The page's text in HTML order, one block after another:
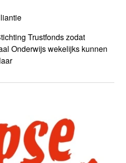
Trustfonds zodat
Onderwijs wekelijks kunnen